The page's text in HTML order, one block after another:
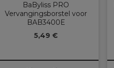
BaByliss PRO
Vervangingsborstel voor
BAB3400E
5,49 €